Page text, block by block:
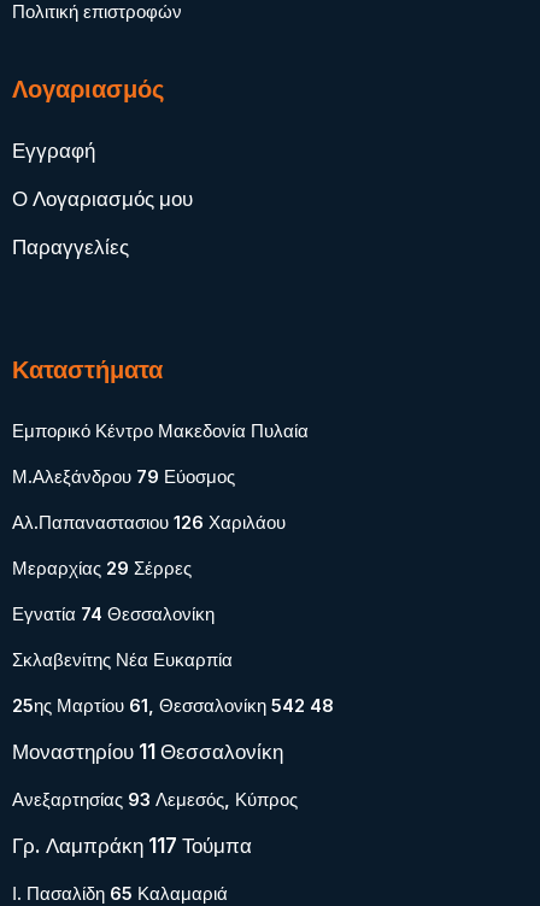
Πολιτική επιστροφών
Λογαριασμός
Εγγραφή
Ο Λογαριασμός μου
Παραγγελίες
Καταστήματα
Εμπορικό Κέντρο Μακεδονία Πυλαία
Μ.Αλεξάνδρου 79 Εύοσμος
Αλ.Παπαναστασιου 126 Χαριλάου
Μεραρχίας 29 Σέρρες
Εγνατία 74 Θεσσαλονίκη
Σκλαβενίτης Νέα Ευκαρπία
25ης Μαρτίου 61, Θεσσαλονίκη 542 48
Μοναστηρίου 11 Θεσσαλονίκη
Ανεξαρτησίας 93 Λεμεσός, Κύπρος
Γρ. Λαμπράκη 117 Τούμπα
Ι. Πασαλίδη 65 Καλαμαριά